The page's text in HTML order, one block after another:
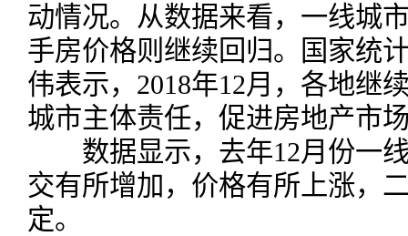
动情况。从数据来看，一线城
手房价格则继续回归。国家统
伟表示，2018年12月，各地继
城市主体责任，促进房地产市
数据显示，去年12月份一线
交有所增加，价格有所上涨，
定。